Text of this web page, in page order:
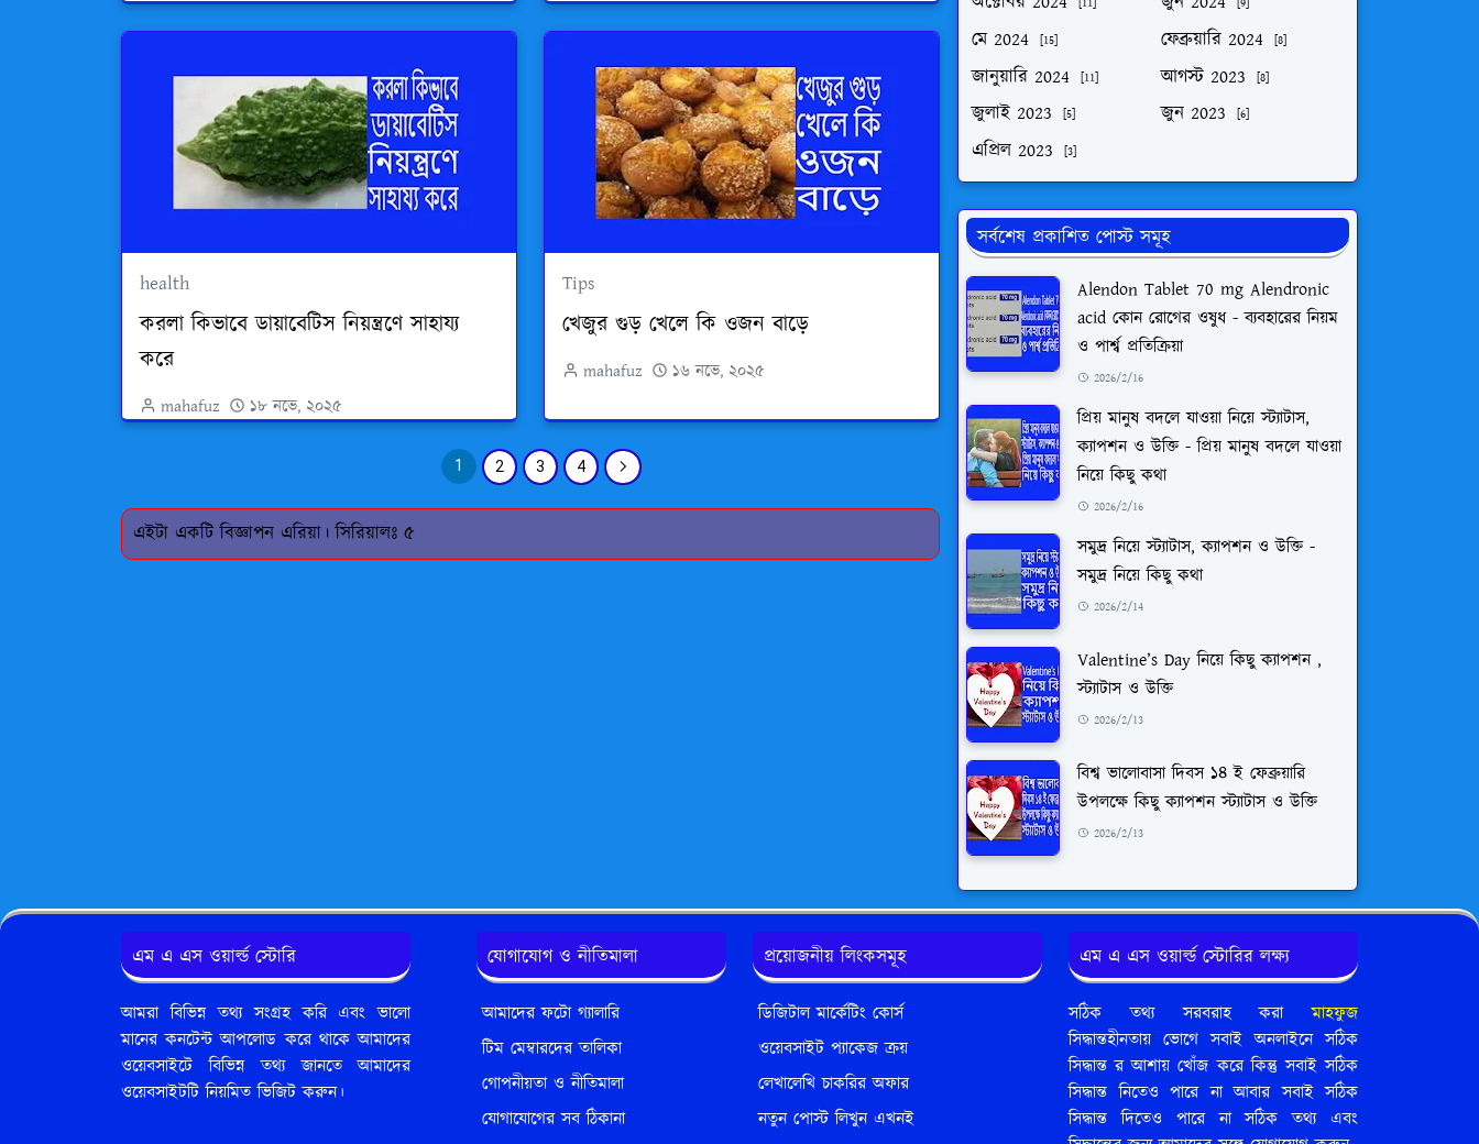
health
করলা কিভাবে ডায়াবেটিস নিয়ন্ত্রণে সাহায্য
করে
mahafuz ১৮ নভে, ২০২৫
Tips
খেজুর গুড় খেলে কি ওজন বাড়ে
mahafuz ১৬ নভে, ২০২৫
1 2 3 4
এইটা একটি বিজ্ঞাপন এরিয়া। সিরিয়ালঃ ৫
[11] [9]
মে 2024 [15] ফেব্রুয়ারি 2024 [8]
জানুয়ারি 2024 [11] আগস্ট 2023 [8]
জুলাই 2023 [5] জুন 2023 [6]
এপ্রিল 2023 [3]
সর্বশেষ প্রকাশিত পোস্ট সমূহ
Alendon Tablet 70 mg Alendronic
acid কোন রোগের ওষুধ - ব্যবহারের নিয়ম
ও পার্শ্ব প্রতিক্রিয়া
2026/2/16
প্রিয় মানুষ বদলে যাওয়া নিয়ে স্ট্যাটাস,
ক্যাপশন ও উক্তি - প্রিয় মানুষ বদলে যাওয়া
নিয়ে কিছু কথা
2026/2/16
সমুদ্র নিয়ে স্ট্যাটাস, ক্যাপশন ও উক্তি -
সমুদ্র নিয়ে কিছু কথা
2026/2/14
Valentine’s Day নিয়ে কিছু ক্যাপশন ,
স্ট্যাটাস ও উক্তি
2026/2/13
বিশ্ব ভালোবাসা দিবস ১৪ ই ফেব্রুয়ারি
উপলক্ষে কিছু ক্যাপশন স্ট্যাটাস ও উক্তি
2026/2/13
এম এ এস ওয়ার্ল্ড স্টোরি
আমরা বিভিন্ন তথ্য সংগ্রহ করি এবং ভালো
মানের কনটেন্ট আপলোড করে থাকে আমাদের
ওয়েবসাইটে বিভিন্ন তথ্য জানতে আমাদের
ওয়েবসাইটটি নিয়মিত ভিজিট করুন।
যোগাযোগ ও নীতিমালা
আমাদের ফটো গ্যালারি
টিম মেম্বারদের তালিকা
গোপনীয়তা ও নীতিমালা
যোগাযোগের সব ঠিকানা
প্রয়োজনীয় লিংকসমূহ
ডিজিটাল মার্কেটিং কোর্স
ওয়েবসাইট প্যাকেজ ক্রয়
লেখালেখি চাকরির অফার
নতুন পোস্ট লিখুন এখনই
এম এ এস ওয়ার্ল্ড স্টোরির লক্ষ্য
সঠিক তথ্য সরবরাহ করামাহফুজ
সিদ্ধান্তহীনতায় ভোগে সবাই অনলাইনে সঠিক
সিদ্ধান্ত র আশায় খোঁজ করে কিন্তু সবাই সঠিক
সিদ্ধান্ত নিতেও পারে না আবার সবাই সঠিক
সিদ্ধান্ত দিতেও পারে না সঠিক তথ্য এবং